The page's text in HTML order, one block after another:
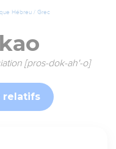
Hébreu / Grec
[pros-dok-ah'-o]
relatifs